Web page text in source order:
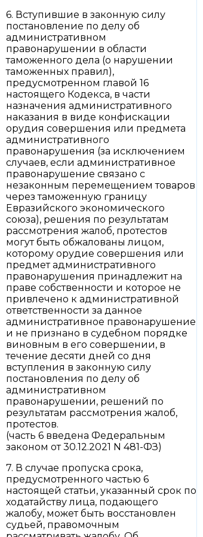
6. Вступившие в законную силу
постановление по делу об
административном
правонарушении в области
таможенного дела (о нарушении
таможенных правил),
предусмотренном главой 16
настоящего Кодекса, в части
назначения административного
наказания в виде конфискации
орудия совершения или предмета
административного
правонарушения (за исключением
случаев, если административное
правонарушение связано с
незаконным перемещением товаров
через таможенную границу
Евразийского экономического
союза), решения по результатам
рассмотрения жалоб, протестов
могут быть обжалованы лицом,
которому орудие совершения или
предмет административного
правонарушения принадлежит на
праве собственности и которое не
привлечено к административной
ответственности за данное
административное правонарушение
и не признано в судебном порядке
виновным в его совершении, в
течение десяти дней со дня
вступления в законную силу
постановления по делу об
административном
правонарушении, решений по
результатам рассмотрения жалоб,
протестов.
(часть 6 введена Федеральным
законом от 30.12.2021 N 481-ФЗ)
7. В случае пропуска срока,
предусмотренного частью 6
настоящей статьи, указанный срок по
ходатайству лица, подающего
жалобу, может быть восстановлен
судьей, правомочным